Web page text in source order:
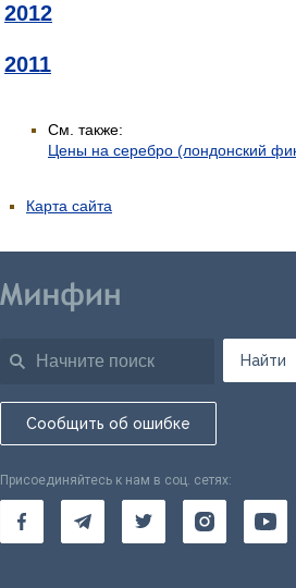
2012
2011
См. также:
Цены на серебро (лондонский
Карта сайта
Найти
Сообщить об ошибке
Присоединяйтесь к нам в соц. сетях: